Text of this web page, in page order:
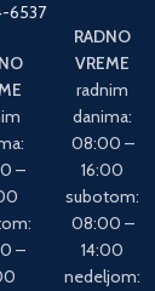
6537
–
–
RADNO
VREME
radnim
danima:
08:00 –
16:00
subotom:
08:00 –
14:00
nedeljom: